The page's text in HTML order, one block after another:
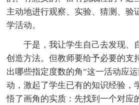
主动地进行观察、实验、猜测、验
学活动。
于是，我让学生自己去发现、
创造方法。但教师要给予必要的支
出哪些指定度数的角”这一活动应
动，激起了学生已有的知识经验，
悟了画角的实质：先找到一个对应